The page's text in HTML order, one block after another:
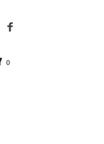
0